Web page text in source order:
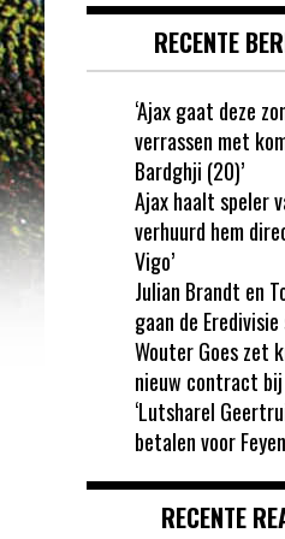
RECENTE
‘Ajax gaat deze
verrassen met
Bardghji (20)’
Ajax haalt speler
verhuurd hem
Vigo’
Julian Brandt en
gaan de Eredivisie
Wouter Goes zet
nieuw contract bij
‘Lutsharel
betalen voor
RECENTE